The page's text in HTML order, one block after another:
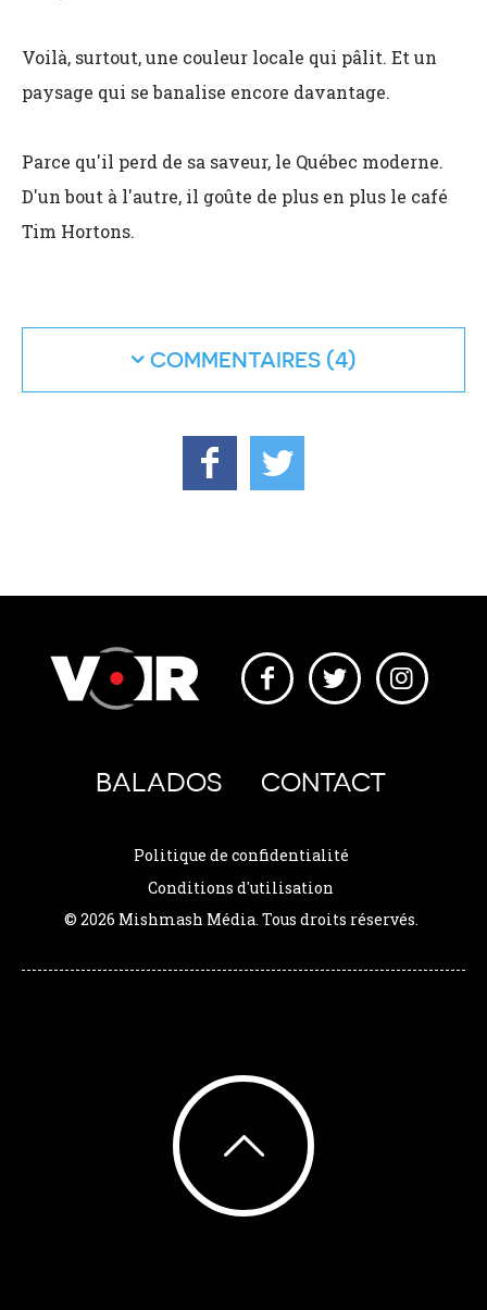
Voilà, surtout, une couleur locale qui pâlit. Et un
paysage qui se banalise encore davantage.
Parce qu'il perd de sa saveur, le Québec moderne.
D'un bout à l'autre, il goûte de plus en plus le café
Tim Hortons.
COMMENTAIRES
BALADOS CONTACT
Politique de confidentialité
Conditions d'utilisation
© 2026 Mishmash Média. Tous droits réservés.